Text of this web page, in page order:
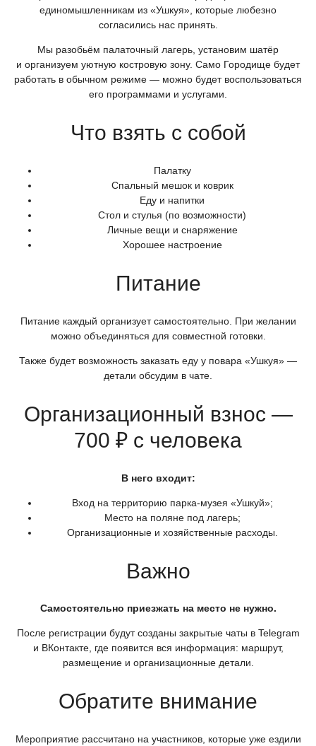
единомышленникам из «Ушкуя», которые любезно
согласились нас принять.
Мы разобьём палаточный лагерь, установим шатёр
и организуем уютную костровую зону. Само Городище будет
работать в обычном режиме — можно будет воспользоваться
его программами и услугами.
Что взять с собой
Палатку
Спальный мешок и коврик
Еду и напитки
Стол и стулья (по возможности)
Личные вещи и снаряжение
Хорошее настроение
Питание
Питание каждый организует самостоятельно. При желании
можно объединяться для совместной готовки.
Также будет возможность заказать еду у повара «Ушкуя» —
детали обсудим в чате.
Организационный взнос —
700 ₽ с человека
В него входит:
Вход на территорию парка-музея «Ушкуй»;
Место на поляне под лагерь;
Организационные и хозяйственные расходы.
Важно
Самостоятельно приезжать на место не нужно.
После регистрации будут созданы закрытые чаты в Telegram
и ВКонтакте, где появится вся информация: маршрут,
размещение и организационные детали.
Обратите внимание
Мероприятие рассчитано на участников, которые уже ездили